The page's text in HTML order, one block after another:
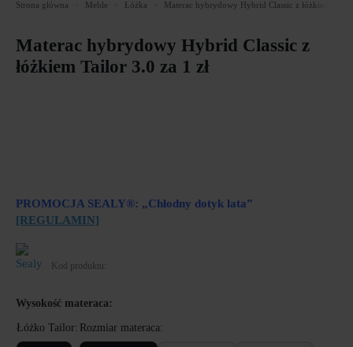
Strona główna Meble Łóżka Materac hybrydowy Hybrid Classic z łóżkiem
Materac hybrydowy Hybrid Classic z
łóżkiem Tailor 3.0 za 1 zł
PROMOCJA SEALY®: „Chłodny dotyk lata”
[REGULAMIN]
Kod produktu:
Wysokość materaca:
Łóżko Tailor Rozmiar materaca